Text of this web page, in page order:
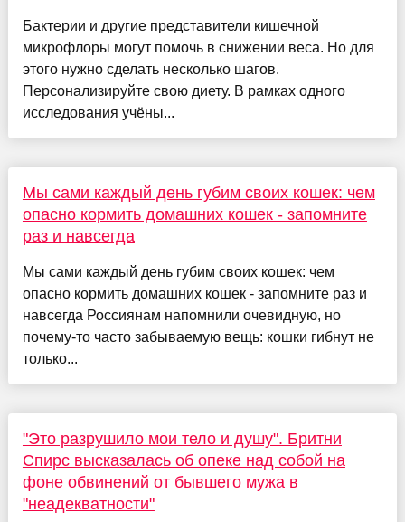
Бактерии и другие представители кишечной
микрофлоры могут помочь в снижении веса. Но для
этого нужно сделать несколько шагов.
Персонализируйте свою диету. В рамках одного
исследования учёны...
Мы сами каждый день губим своих кошек: чем
опасно кормить домашних кошек - запомните
раз и навсегда
Мы сами каждый день губим своих кошек: чем
опасно кормить домашних кошек - запомните раз и
навсегда Россиянам напомнили очевидную, но
почему-то часто забываемую вещь: кошки гибнут не
только...
"Это разрушило мои тело и душу". Бритни
Спирс высказалась об опеке над собой на
фоне обвинений от бывшего мужа в
"неадекватности"